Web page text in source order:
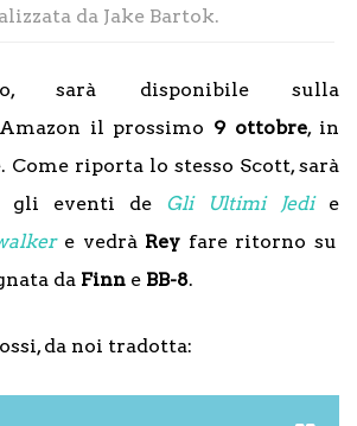
da Jake Bartok.
sarà disponibile sulla
il prossimo 9 ottobre, in
riporta lo stesso Scott, sarà
gli eventi de Gli Ultimi Jedi
e
e vedrà Rey fare ritorno su
da Finn e BB-8.
da noi tradotta: